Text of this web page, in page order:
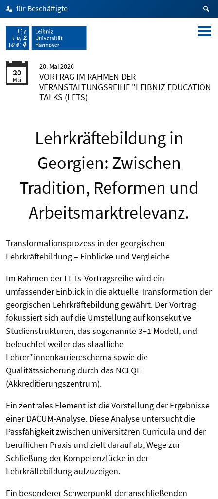
für Beschäftigte
20
Mai
20. Mai 2026
VORTRAG IM RAHMEN DER
VERANSTALTUNGSREIHE "LEIBNIZ EDUCATION
TALKS (LETS)
Lehrkräftebildung in
Georgien: Zwischen
Tradition, Reformen und
Arbeitsmarktrelevanz.
Transformationsprozess in der georgischen
Lehrkräftebildung – Einblicke und Vergleiche
Im Rahmen der LETs-Vortragsreihe wird ein
umfassender Einblick in die aktuelle Transformation der
georgischen Lehrkräftebildung gewährt. Der Vortrag
fokussiert sich auf die Umstellung auf konsekutive
Studienstrukturen, das sogenannte 3+1 Modell, und
beleuchtet weiter das staatliche
Lehrer*innenkarriereschema sowie die
Qualitätssicherung durch das NCEQE
(Akkreditierungszentrum).
Ein zentrales Element ist die Vorstellung der Ergebnisse
einer DACUM-Analyse. Diese Analyse untersucht die
Passfähigkeit zwischen universitären Curricula und der
beruflichen Praxis und zielt darauf ab, Wege zur
Schließung der Kompetenzlücke in der
Lehrkräftebildung aufzuzeigen.
Ein besonderer Schwerpunkt der anschließenden